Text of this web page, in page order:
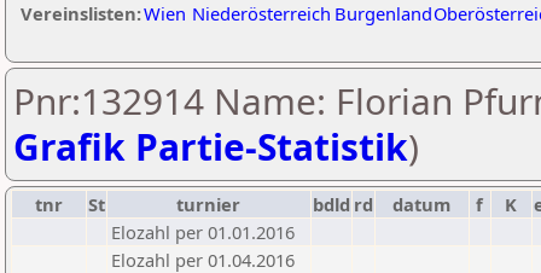
Vereinslisten:Wien Niederösterreich Burgenland
Pnr:132914 Name: Florian
Grafik Partie-Statistik)
tnr St turnier bdld rd datum f K
Elozahl per 01.01.2016
Elozahl per 01.04.2016